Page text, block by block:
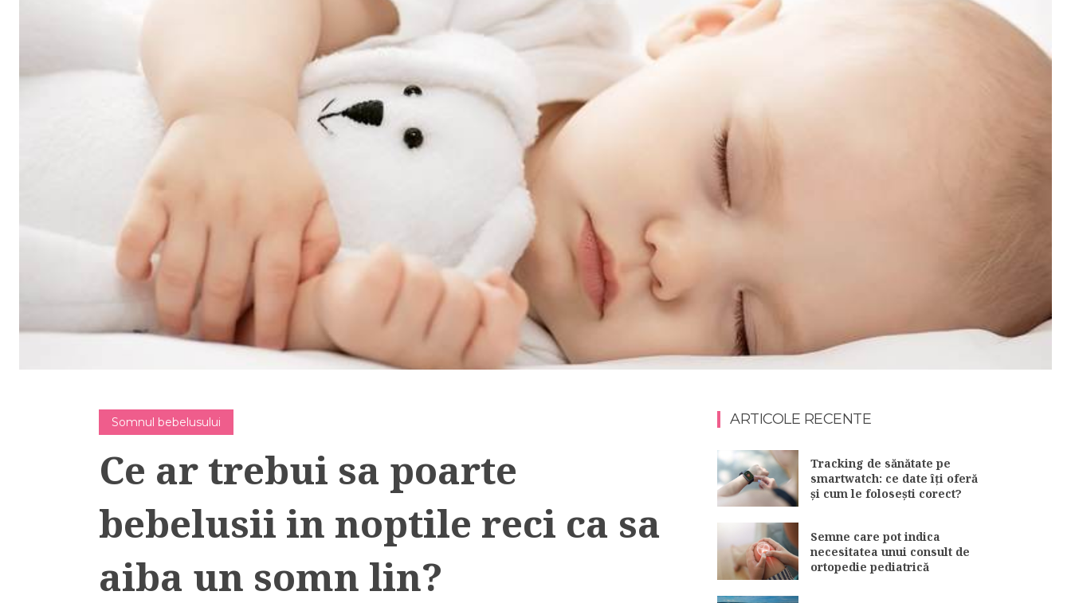
Somnul bebelusului
Ce ar trebui sa poarte
bebelusii in noptile reci ca sa
aiba un somn lin?
ARTICOLE RECENTE
Tracking de sănătate pe
smartwatch: ce date îți oferă
și cum le folosești corect?
Semne care pot indica
necesitatea unui consult de
ortopedie pediatrică